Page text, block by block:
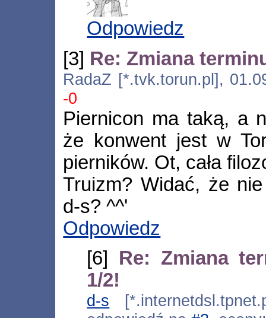
Odpowiedz
[3] Re: Zmiana
RadaZ [*.tvk.torun.pl],
-0
Piernicon ma taką, a
że konwent jest w
pierników. Ot, cała
Truizm? Widać, że
d-s? ^^'
Odpowiedz
[6] Re: Zmiana
1/2!
d-s